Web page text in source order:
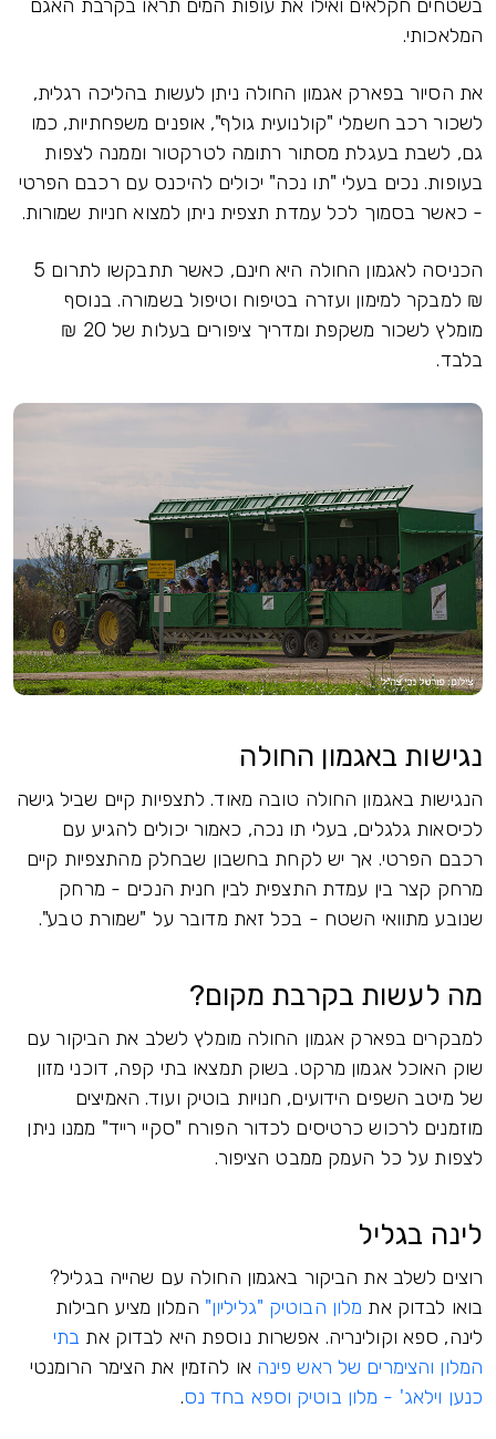
בשטחים חקלאים ואילו את עופות המים תראו בקרבת האגם
המלאכותי.
את הסיור בפארק אגמון החולה ניתן לעשות בהליכה רגלית,
לשכור רכב חשמלי "קולנועית גולף", אופנים משפחתיות, כמו
גם, לשבת בעגלת מסתור רתומה לטרקטור וממנה לצפות
בעופות. נכים בעלי "תו נכה" יכולים להיכנס עם רכבם הפרטי
- כאשר בסמוך לכל עמדת תצפית ניתן למצוא חניות שמורות.
הכניסה לאגמון החולה היא חינם, כאשר תתבקשו לתרום 5
₪ למבקר למימון ועזרה בטיפוח וטיפול בשמורה. בנוסף
מומלץ לשכור משקפת ומדריך ציפורים בעלות של 20 ₪
בלבד.
נגישות באגמון החולה
הנגישות באגמון החולה טובה מאוד. לתצפיות קיים שביל גישה
לכיסאות גלגלים, בעלי תו נכה, כאמור יכולים להגיע עם
רכבם הפרטי. אך יש לקחת בחשבון שבחלק מהתצפיות קיים
מרחק קצר בין עמדת התצפית לבין חנית הנכים - מרחק
שנובע מתוואי השטח - בכל זאת מדובר על "שמורת טבע".
מה לעשות בקרבת מקום?
למבקרים בפארק אגמון החולה מומלץ לשלב את הביקור עם
שוק האוכל אגמון מרקט. בשוק תמצאו בתי קפה, דוכני מזון
של מיטב השפים הידועים, חנויות בוטיק ועוד. האמיצים
מוזמנים לרכוש כרטיסים לכדור הפורח "סקיי רייד" ממנו ניתן
לצפות על כל העמק ממבט הציפור.
לינה בגליל
רוצים לשלב את הביקור באגמון החולה עם שהייה בגליל?
בואו לבדוק את מלון הבוטיק "גליליון" המלון מציע חבילות
לינה, ספא וקולינריה. אפשרות נוספת היא לבדוק את בתי
המלון והצימרים של ראש פינה או להזמין את הצימר הרומנטי
כנען וילאג' - מלון בוטיק וספא בחד נס.